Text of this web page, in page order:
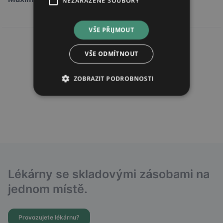
Lékárny se skladovými zásobami na
jednom místě.
Provozujete lékárnu?
VŠE PŘIJMOUT
VŠE ODMÍTNOUT
ZOBRAZIT PODROBNOSTI